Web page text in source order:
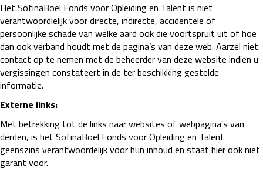
Het SofinaBoël Fonds voor Opleiding en Talent is niet
verantwoordlelijk voor directe, indirecte, accidentele of
persoonlijke schade van welke aard ook die voortspruit uit of hoe
dan ook verband houdt met de pagina’s van deze web. Aarzel niet
contact op te nemen met de beheerder van deze website indien u
vergissingen constateert in de ter beschikking gestelde
informatie.
Externe links:
Met betrekking tot de links naar websites of webpagina’s van
derden, is het SofinaBoël Fonds voor Opleiding en Talent
geenszins verantwoordelijk voor hun inhoud en staat hier ook niet
garant voor.